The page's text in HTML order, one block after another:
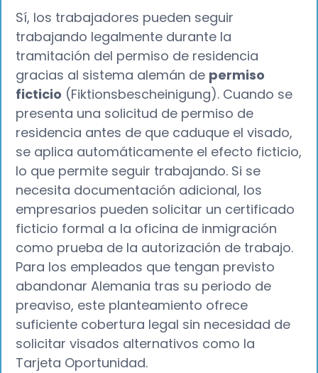
Sí, los trabajadores pueden seguir
trabajando legalmente durante la
tramitación del permiso de residencia
gracias al sistema alemán de permiso
ficticio (Fiktionsbescheinigung). Cuando se
presenta una solicitud de permiso de
residencia antes de que caduque el visado,
se aplica automáticamente el efecto ficticio,
lo que permite seguir trabajando. Si se
necesita documentación adicional, los
empresarios pueden solicitar un certificado
ficticio formal a la oficina de inmigración
como prueba de la autorización de trabajo.
Para los empleados que tengan previsto
abandonar Alemania tras su periodo de
preaviso, este planteamiento ofrece
suficiente cobertura legal sin necesidad de
solicitar visados alternativos como la
Tarjeta Oportunidad.